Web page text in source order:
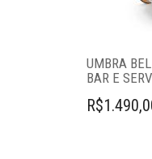
Lixeiras
UMBRA
BAR E